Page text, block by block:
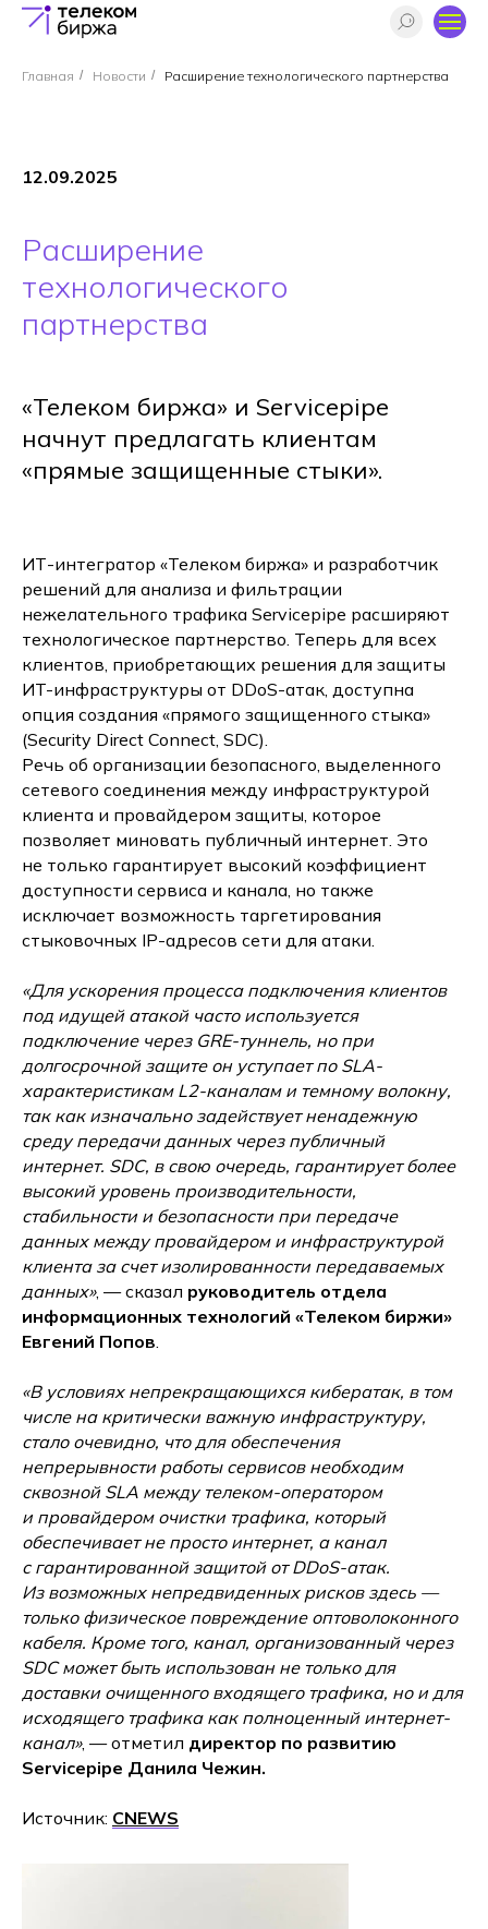
Главная / Новости / Расширение технологического партнерства
12.09.2025
Расширение
технологического
партнерства
«Телеком биржа» и Servicepipe
начнут предлагать клиентам
«прямые защищенные стыки».
ИТ-интегратор «Телеком биржа» и разработчик
решений для анализа и фильтрации
нежелательного трафика Servicepipe расширяют
технологическое партнерство. Теперь для всех
клиентов, приобретающих решения для защиты
ИT-инфраструктуры от DDoS-атак, доступна
опция создания «прямого защищенного стыка»
(Security Direct Connect, SDC).
Речь об организации безопасного, выделенного
сетевого соединения между инфраструктурой
клиента и провайдером защиты, которое
позволяет миновать публичный интернет. Это
не только гарантирует высокий коэффициент
доступности сервиса и канала, но также
исключает возможность таргетирования
стыковочных IP-адресов сети для атаки.
«Для ускорения процесса подключения клиентов
под идущей атакой часто используется
подключение через GRE-туннель, но при
долгосрочной защите он уступает по SLA-
характеристикам L2-каналам и темному волокну,
так как изначально задействует ненадежную
среду передачи данных через публичный
интернет. SDC, в свою очередь, гарантирует более
высокий уровень производительности,
стабильности и безопасности при передаче
данных между провайдером и инфраструктурой
клиента за счет изолированности передаваемых
данных», — сказал руководитель отдела
информационных технологий «Телеком биржи»
Евгений Попов.
«В условиях непрекращающихся кибератак, в том
числе на критически важную инфраструктуру,
стало очевидно, что для обеспечения
непрерывности работы сервисов необходим
сквозной SLA между телеком-оператором
и провайдером очистки трафика, который
обеспечивает не просто интернет, а канал
с гарантированной защитой от DDoS-атак.
Из возможных непредвиденных рисков здесь —
только физическое повреждение оптоволоконного
кабеля. Кроме того, канал, организованный через
SDC может быть использован не только для
доставки очищенного входящего трафика, но и для
исходящего трафика как полноценный интернет-
канал», — отметил директор по развитию
Servicepipe Данила Чежин.
Источник: CNEWS